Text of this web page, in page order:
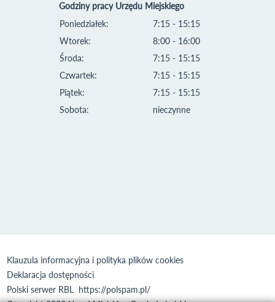
Godziny pracy Urzędu Miejskiego
Poniedziałek:
Wtorek:
Środa:
Czwartek:
Piątek:
Sobota:
7:15 - 15:15
8:00 - 16:00
7:15 - 15:15
7:15 - 15:15
7:15 - 15:15
nieczynne
Klauzula informacyjna i polityka plików cookies
Deklaracja dostępności
Polski serwer RBL https://polspam.pl/